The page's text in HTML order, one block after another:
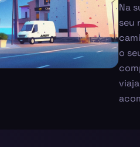
Na
seu
o